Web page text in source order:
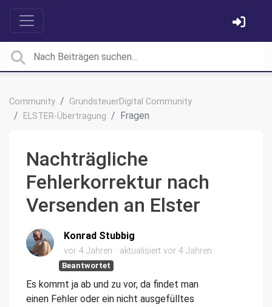
Community
GrundsteuerDigital Community
ELSTER-Übertragung
Fragen
Nachträgliche
Fehlerkorrektur nach
Versenden an Elster
Konrad Stubbig
vor 4 Jahren aktualisiert vor 4 Jahren
Beantwortet
Es kommt ja ab und zu vor, da findet man
einen Fehler oder ein nicht ausgefülltes